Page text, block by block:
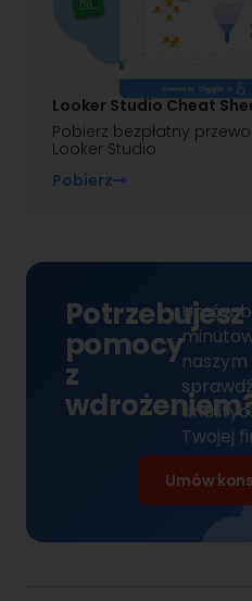
Looker Studio Cheat
Pobierz bezpłatny
Looker Studio
Pobierz
Potrzebujesz
pomocy
z
Umów
naszym
Twojej
Umów